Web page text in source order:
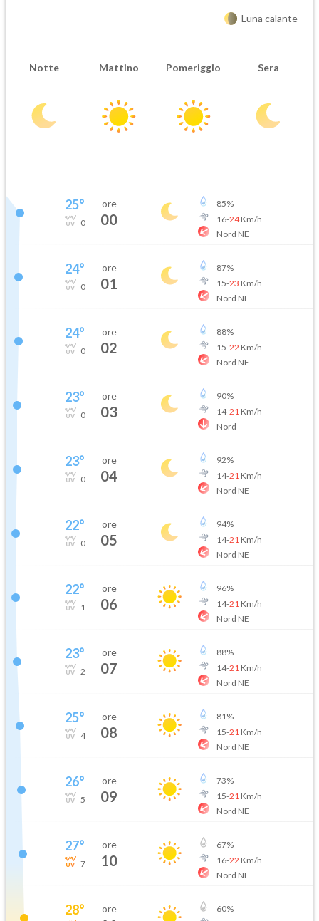
Luna calante
Notte Mattino Pomeriggio Sera
25°
0
ore
00
85%
16-24Km/h
Nord NE
24°
0
ore
01
87%
15-23 Km/h
Nord NE
24°
0
ore
02
88%
15-22 Km/h
Nord NE
23°
0
ore
03
90%
14-21 Km/h
Nord
23°
0
ore
04
92%
14-21 Km/h
Nord NE
22°
0
ore
05
94%
14-21 Km/h
Nord NE
22°
1
ore
06
96%
14-21 Km/h
Nord NE
23°
2
ore
07
88%
14-21 Km/h
Nord NE
25°
4
ore
08
81%
15-21 Km/h
Nord NE
26°
5
ore
09
73%
15-21 Km/h
Nord NE
27°
7
ore
10
67%
16-22 Km/h
Nord NE
28° ore 60%